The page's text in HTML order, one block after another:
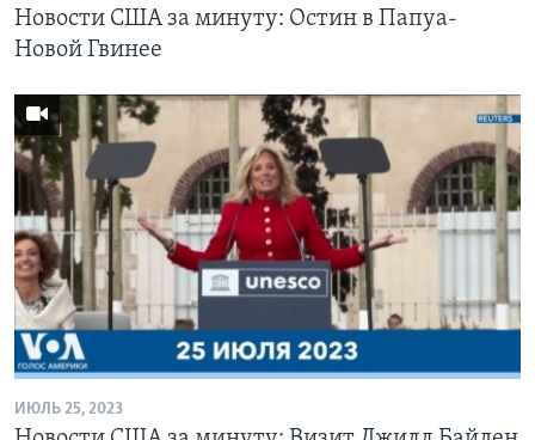
Новости США за минуту: Остин в Папуа-
Новой Гвинее
ИЮЛЬ 25, 2023